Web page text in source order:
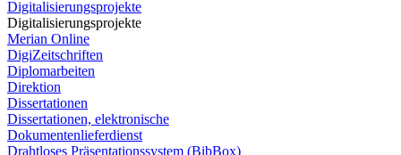
Digitalisierungsprojekte
Digitalisierungsprojekte
Merian Online
DigiZeitschriften
Diplomarbeiten
Direktion
Dissertationen
Dissertationen, elektronische
Dokumentenlieferdienst
Drahtloses Präsentationssystem (BibBox)